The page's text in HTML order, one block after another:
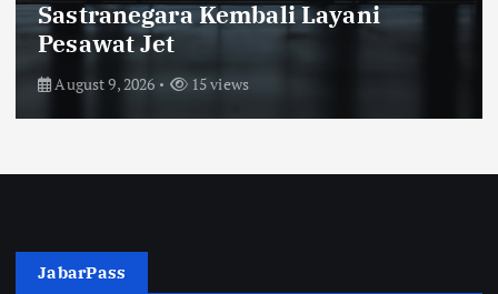
Konsep Refined Label dengan
Desain Timeless
August 8, 2026 28 views
JabarPass